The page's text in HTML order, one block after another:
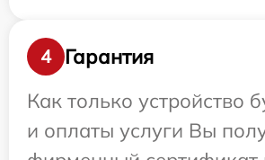
4
Гарантия
Как только устройство
и оплаты услуги Вы